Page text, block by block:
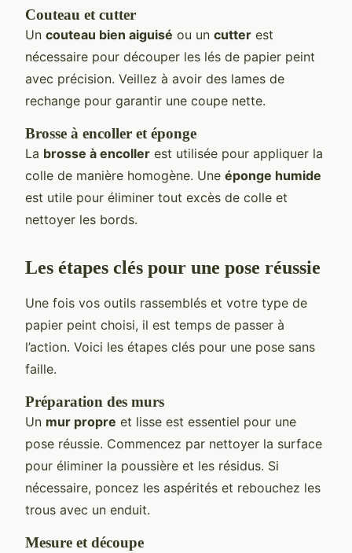
Couteau et cutter
Un couteau bien aiguisé ou un cutter est
nécessaire pour découper les lés de papier peint
avec précision. Veillez à avoir des lames de
rechange pour garantir une coupe nette.
Brosse à encoller et éponge
La brosse à encoller est utilisée pour appliquer la
colle de manière homogène. Une éponge humide
est utile pour éliminer tout excès de colle et
nettoyer les bords.
Les étapes clés pour une pose réussie
Une fois vos outils rassemblés et votre type de
papier peint choisi, il est temps de passer à
l’action. Voici les étapes clés pour une pose sans
faille.
Préparation des murs
Un mur propre et lisse est essentiel pour une
pose réussie. Commencez par nettoyer la surface
pour éliminer la poussière et les résidus. Si
nécessaire, poncez les aspérités et rebouchez les
trous avec un enduit.
Mesure et découpe